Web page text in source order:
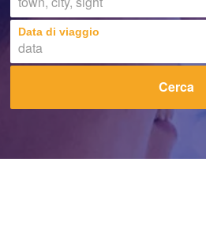
Data di viaggio
Cerca